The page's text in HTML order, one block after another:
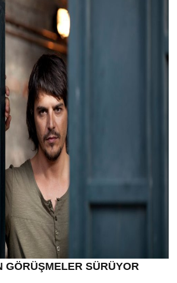
GÖRÜŞMELER SÜRÜYOR